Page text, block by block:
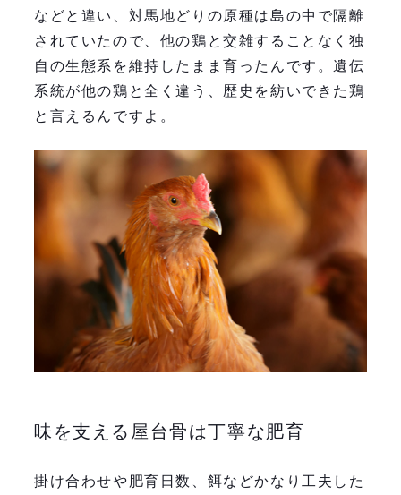
などと違い、対馬地どりの原種は島の中で隔離
されていたので、他の鶏と交雑することなく独
自の生態系を維持したまま育ったんです。遺伝
系統が他の鶏と全く違う、歴史を紡いできた鶏
と言えるんですよ。
味を支える屋台骨は丁寧な肥育
掛け合わせや肥育日数、餌などかなり工夫した